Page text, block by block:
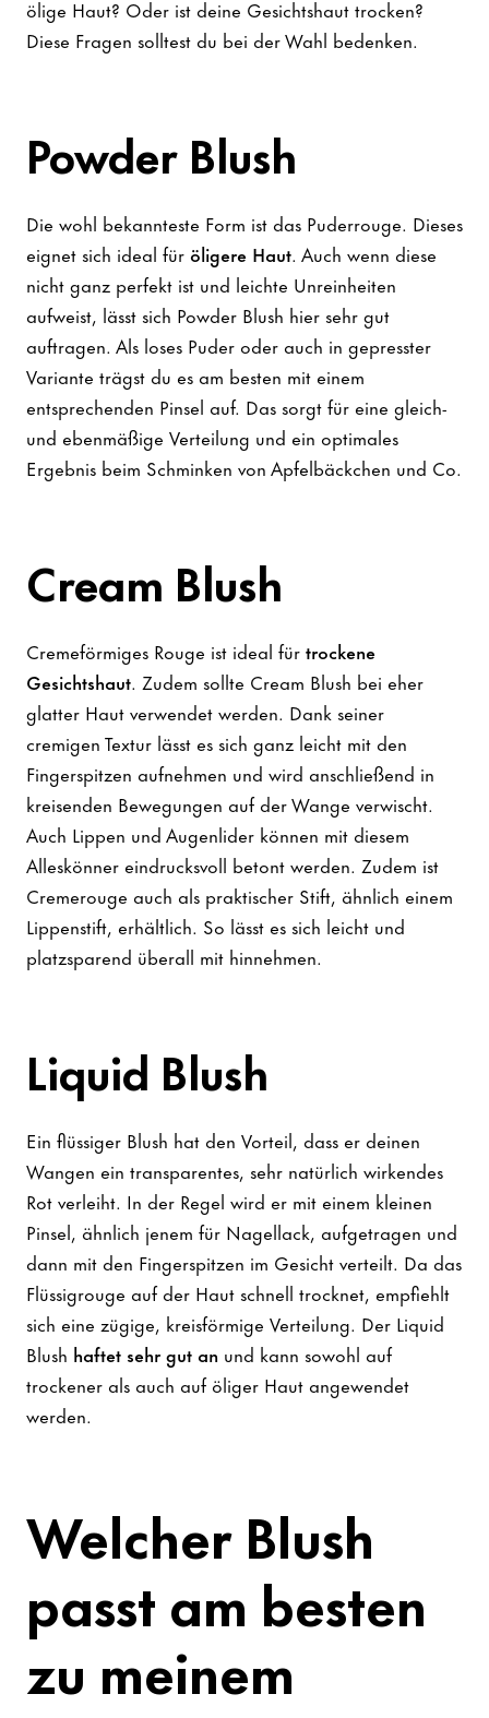
ölige Haut? Oder ist deine Gesichtshaut trocken?
Diese Fragen solltest du bei der Wahl bedenken.
Powder Blush
Die wohl bekannteste Form ist das Puderrouge. Dieses
eignet sich ideal füröligere Haut. Auch wenn diese
nicht ganz perfekt ist und leichte Unreinheiten
aufweist, lässt sich Powder Blush hier sehr gut
auftragen. Als loses Puder oder auch in gepresster
Variante trägst du es am besten mit einem
entsprechenden Pinsel auf. Das sorgt für eine gleich-
und ebenmäßige Verteilung und ein optimales
Ergebnis beim Schminken von Apfelbäckchen und Co.
Cream Blush
Cremeförmiges Rouge ist ideal fürtrockene
Gesichtshaut. Zudem sollte Cream Blush bei eher
glatter Haut verwendet werden. Dank seiner
cremigen Textur lässt es sich ganz leicht mit den
Fingerspitzen aufnehmen und wird anschließend in
kreisenden Bewegungen auf der Wange verwischt.
Auch Lippen und Augenlider können mit diesem
Alleskönner eindrucksvoll betont werden. Zudem ist
Cremerouge auch als praktischer Stift, ähnlich einem
Lippenstift, erhältlich. So lässt es sich leicht und
platzsparend überall mit hinnehmen.
Liquid Blush
Ein flüssiger Blush hat den Vorteil, dass er deinen
Wangen ein transparentes, sehr natürlich wirkendes
Rot verleiht. In der Regel wird er mit einem kleinen
Pinsel, ähnlich jenem für Nagellack, aufgetragen und
dann mit den Fingerspitzen im Gesicht verteilt. Da das
Flüssigrouge auf der Haut schnell trocknet, empfiehlt
sich eine zügige, kreisförmige Verteilung. Der Liquid
Blush haftet sehr gut an und kann sowohl auf
trockener als auch auf öliger Haut angewendet
werden.
Welcher Blush
passt am besten
zu meinem